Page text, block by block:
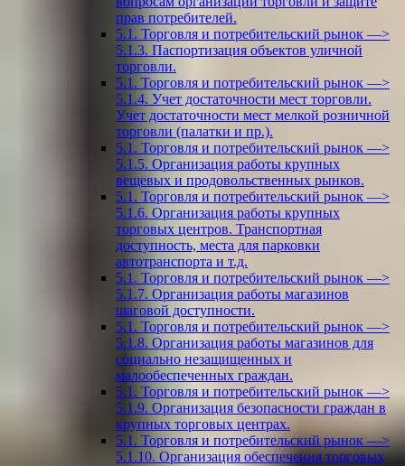
прав потребителей.
5.1. Торговля и потребительский рынок —>
5.1.3. Паспортизация объектов уличной
торговли.
5.1. Торговля и потребительский рынок —>
5.1.4. Учет достаточности мест торговли.
Учет достаточности мест мелкой розничной
торговли (палатки и пр.).
5.1. Торговля и потребительский рынок —>
5.1.5. Организация работы крупных
вещевых и продовольственных рынков.
5.1. Торговля и потребительский рынок —>
5.1.6. Организация работы крупных
торговых центров. Транспортная
доступность, места для парковки
автотранспорта и т.д.
5.1. Торговля и потребительский рынок —>
5.1.7. Организация работы магазинов
шаговой доступности.
5.1. Торговля и потребительский рынок —>
5.1.8. Организация работы магазинов для
социально незащищенных и
малообеспеченных граждан.
5.1. Торговля и потребительский рынок —>
5.1.9. Организация безопасности граждан в
крупных торговых центрах.
5.1. Торговля и потребительский рынок —>
5.1.10. Организация обеспечения торговых